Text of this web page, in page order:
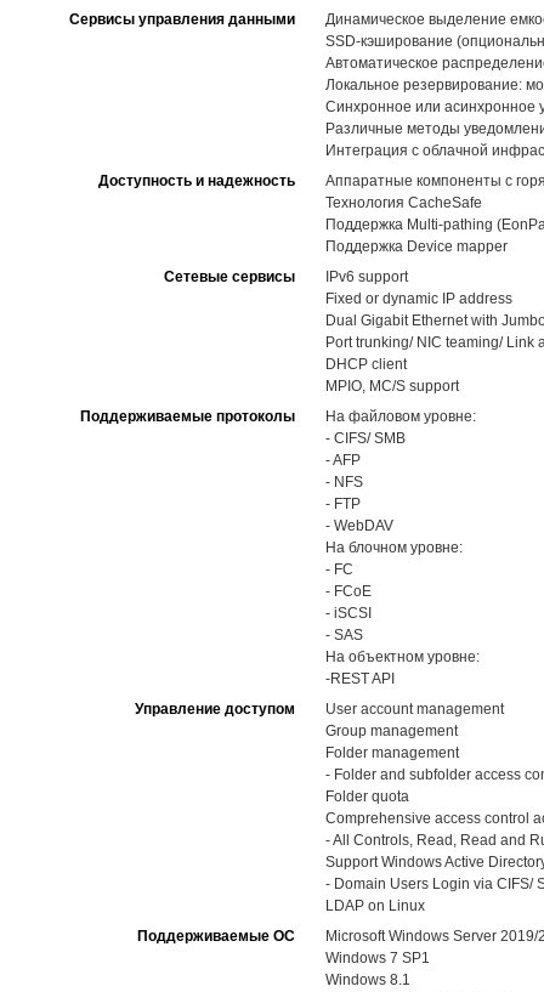
Сервисы управления данными
Динамическое выделение
SSD-кэширование
Автоматическое
Локальное резервирование:
Синхронное или асинхронное
Различные методы
Интеграция с облачной
Доступность и надежность
Аппаратные компоненты с
Технология CacheSafe
Поддержка Multi-pathing
Поддержка Device mapper
Сетевые сервисы
IPv6 support
Fixed or dynamic IP address
Dual Gigabit Ethernet with
Port trunking/ NIC teaming/ Link
DHCP client
MPIO, MC/S support
Поддерживаемые протоколы
На файловом уровне:
- CIFS/ SMB
- AFP
- NFS
- FTP
- WebDAV
На блочном уровне:
- FC
- FCoE
- iSCSI
- SAS
На объектном уровне:
-REST API
Управление доступом
User account management
Group management
Folder management
- Folder and subfolder access
Folder quota
Comprehensive access control
- All Controls, Read, Read and
Support Windows Active
- Domain Users Login via CIFS/
LDAP on Linux
Поддерживаемые ОС
Microsoft Windows Server
Windows 7 SP1
Windows 8.1